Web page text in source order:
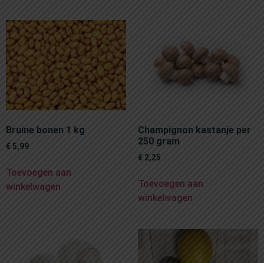
Bruine bonen 1 kg
€ 5,99
Toevoegen aan
winkelwagen
Champignon kastanje per
250 gram
€ 2,25
Toevoegen aan
winkelwagen